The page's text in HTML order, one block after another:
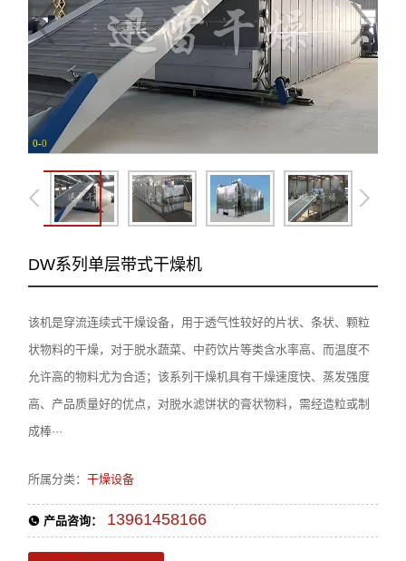
0-0
DW系列单层带式干燥机
该机是穿流连续式干燥设备，用于透气性较好的片状、条状、颗粒
状物料的干燥，对于脱水蔬菜、中药饮片等类含水率高、而温度不
允许高的物料尤为合适；该系列干燥机具有干燥速度快、蒸发强度
高、产品质量好的优点，对脱水滤饼状的膏状物料，需经造粒或制
成棒···
所属分类：干燥设备
产品咨询： 13961458166